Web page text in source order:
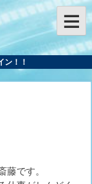
ン！！
藤です。